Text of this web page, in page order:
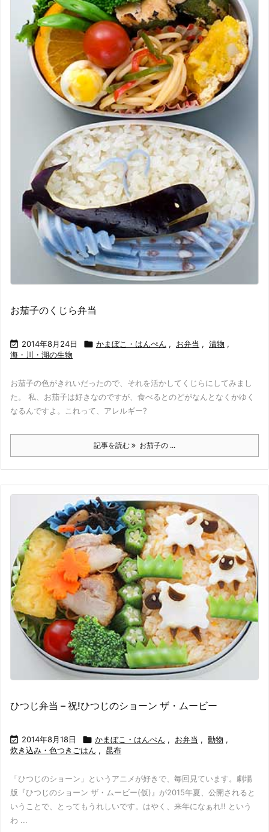
お茄子のくじら弁当
 2014年8月24日  かまぼこ・はんぺん , お弁当 , 漬物 ,
海・川・湖の生物
お茄子の色がきれいだったので、それを活かしてくじらにしてみまし
た。 私、お茄子は好きなのですが、食べるとのどがなんとなくかゆく
なるんですよ。これって、アレルギー?
記事を読む お茄子の ...
ひつじ弁当 – 祝!ひつじのショーン ザ・ムービー
 2014年8月18日  かまぼこ・はんぺん , お弁当 , 動物 ,
炊き込み・色つきごはん , 昆布
「ひつじのショーン」というアニメが好きで、毎回見ています。劇場
版『ひつじのショーン ザ・ムービー(仮)』が2015年夏、公開されると
いうことで、とってもうれしいです。はやく、来年になぁれ!! という
わ ...